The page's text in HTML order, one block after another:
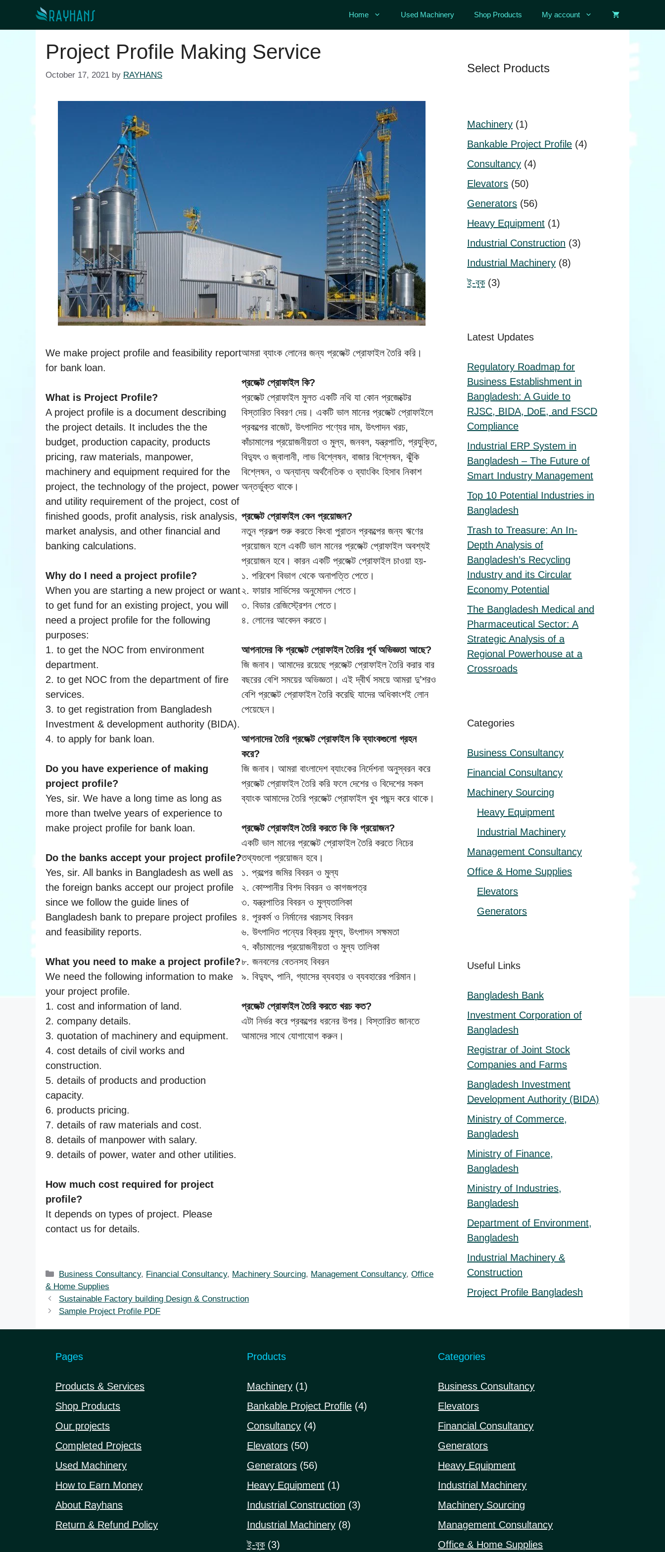
Home Used Machinery Shop Products My account
Project Profile Making Service
October 17, 2021 by RAYHANS
We make project profile and feasibility report
for bank loan.
What is Project Profile?
A project profile is a document describing
the project details. It includes the the
budget, production capacity, products
pricing, raw materials, manpower,
machinery and equipment required for the
project, the technology of the project, power
and utility requirement of the project, cost of
finished goods, profit analysis, risk analysis,
market analysis, and other financial and
banking calculations.
Why do I need a project profile?
When you are starting a new project or want
to get fund for an existing project, you will
need a project profile for the following
purposes:
1. to get the NOC from environment
department.
2. to get NOC from the department of fire
services.
3. to get registration from Bangladesh
Investment & development authority (BIDA).
4. to apply for bank loan.
Do you have experience of making
project profile?
Yes, sir. We have a long time as long as
more than twelve years of experience to
make project profile for bank loan.
Do the banks accept your project profile?
Yes, sir. All banks in Bangladesh as well as
the foreign banks accept our project profile
since we follow the guide lines of
Bangladesh bank to prepare project profiles
and feasibility reports.
What you need to make a project profile?
We need the following information to make
your project profile.
1. cost and information of land.
2. company details.
3. quotation of machinery and equipment.
4. cost details of civil works and
construction.
5. details of products and production
capacity.
6. products pricing.
7. details of raw materials and cost.
8. details of manpower with salary.
9. details of power, water and other utilities.
How much cost required for project
profile?
It depends on types of project. Please
contact us for details.
আমরা ব্যাংক লোনের জন্য প্রজেক্ট প্রোফাইল তৈরি করি।
প্রজেক্ট প্রোফাইল কি?
প্রজেক্ট প্রোফাইল মুলত একটি নথি যা কোন প্রজেক্টের
বিস্তারিত বিবরণ দেয়। একটি ভাল মানের প্রজেক্ট প্রোফাইলে
প্রকল্পের বাজেট, উৎপাদিত পণ্যের দাম, উৎপাদন খরচ,
কাঁচামালের প্রয়োজনীয়তা ও মুল্য, জনবল, যন্ত্রপাতি, প্রযুক্তি,
বিদ্যুৎ ও জ্বালানী, লাভ বিশ্লেষন, বাজার বিশ্লেষন, ঝুঁকি
বিশ্লেষন, ও অন্যান্য অর্থনৈতিক ও ব্যাংকিং হিসাব নিকাশ
অন্তর্ভুক্ত থাকে।
প্রজেক্ট প্রোফাইল কেন প্রয়োজন?
নতুন প্রকল্প শুরু করতে কিংবা পুরাতন প্রকল্পের জন্য ঋণের
প্রয়োজন হলে একটি ভাল মানের প্রজেক্ট প্রোফাইল অবশ্যই
প্রয়োজন হবে। কারন একটি প্রজেক্ট প্রোফাইল চাওয়া হয়-
১. পরিবেশ বিভাগ থেকে অনাপত্তি পেতে।
২. ফায়ার সার্ভিসের অনুমোদন পেতে।
৩. বিডার রেজিস্ট্রেশন পেতে।
৪. লোনের আবেদন করতে।
আপনাদের কি প্রজেক্ট প্রোফাইল তৈরির পূর্ব অভিজ্ঞতা আছে?
জি জনাব। আমাদের রয়েছে প্রজেক্ট প্রোফাইল তৈরি করার বার
বছরের বেশি সময়ের অভিজ্ঞতা। এই দ্বীর্ঘ সময়ে আমরা দু’শরও
বেশি প্রজেক্ট প্রোফাইল তৈরি করেছি যাদের অধিকাংশই লোন
পেয়েছেন।
আপনাদের তৈরি প্রজেক্ট প্রোফাইল কি ব্যাংকগুলো গ্রহন
করে?
জি জনাব। আমরা বাংলাদেশ ব্যাংকের নির্দেশনা অনুস্বরন করে
প্রজেক্ট প্রোফাইল তৈরি করি ফলে দেশের ও বিদেশের সকল
ব্যাংক আমাদের তৈরি প্রজেক্ট প্রোফাইল খুব পছন্দ করে থাকে।
প্রজেক্ট প্রোফাইল তৈরি করতে কি কি প্রয়োজন?
একটি ভাল মানের প্রজেক্ট প্রোফাইল তৈরি করতে নিচের
তথ্যগুলো প্রয়োজন হবে।
১. প্রল্পের জমির বিবরন ও মুল্য
২. কোম্পানীর বিশদ বিবরন ও কাগজপত্র
৩. যন্ত্রপাতির বিবরন ও মুল্যতালিকা
৪. পূরকর্ম ও নির্মানের খরচসহ বিবরন
৬. উৎপাদিত পন্যের বিক্রয় মুল্য, উৎপাদন সক্ষমতা
৭. কাঁচামালের প্রয়োজনীয়তা ও মুল্য তালিকা
৮. জনবলের বেতনসহ বিবরন
৯. বিদ্যুৎ, পানি, গ্যাসের ব্যবহার ও ব্যবহারের পরিমান।
প্রজেক্ট প্রোফাইল তৈরি করতে খরচ কত?
এটা নির্ভর করে প্রকল্পের ধরনের উপর। বিস্তারিত জানতে
আমাদের সাথে যোগাযোগ করুন।
Categories
Business Consultancy, Financial Consultancy, Machinery Sourcing, Management Consultancy,Office
& Home Supplies
Sustainable Factory building Design & Construction
Sample Project Profile PDF
Select Products
Machinery 11
product
Bankable Project Profile 44
Consultancy 44
Elevators 5050
products
Generators 5656
products
Heavy Equipment 11
product
Industrial Construction 33
Industrial Machinery 88
ই-বুক 33
Latest Updates
Regulatory Roadmap for
Business Establishment in
Bangladesh: A Guide to
RJSC, BIDA, DoE, and FSCD
Compliance
Industrial ERP System in
Bangladesh – The Future of
Smart Industry Management
Top 10 Potential Industries in
Bangladesh
Trash to Treasure: An In-
Depth Analysis of
Bangladesh’s Recycling
Industry and its Circular
Economy Potential
The Bangladesh Medical and
Pharmaceutical Sector: A
Strategic Analysis of a
Regional Powerhouse at a
Crossroads
Categories
Business Consultancy
Financial Consultancy
Machinery Sourcing
Heavy Equipment
Industrial Machinery
Management Consultancy
Office & Home Supplies
Elevators
Generators
Useful Links
Bangladesh Bank
Investment Corporation of
Bangladesh
Registrar of Joint Stock
Companies and Farms
Bangladesh Investment
Development Authority (BIDA)
Ministry of Commerce,
Bangladesh
Ministry of Finance,
Bangladesh
Ministry of Industries,
Bangladesh
Department of Environment,
Bangladesh
Industrial Machinery &
Construction
Project Profile Bangladesh
Pages
Products & Services
Shop Products
Our projects
Completed Projects
Used Machinery
How to Earn Money
About Rayhans
Return & Refund Policy
Products
Machinery 11
product
Bankable Project Profile 44
Consultancy 44
Elevators 5050
products
Generators 5656
products
Heavy Equipment 11
product
Industrial Construction 33
Industrial Machinery 88
ই-বুক 33
Categories
Business Consultancy
Elevators
Financial Consultancy
Generators
Heavy Equipment
Industrial Machinery
Machinery Sourcing
Management Consultancy
Office & Home Supplies